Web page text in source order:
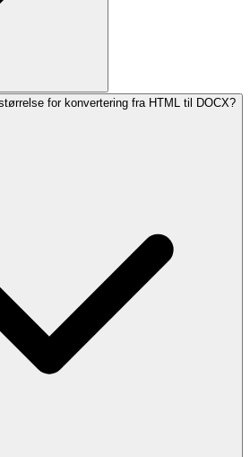
for konvertering fra HTML til DOCX?